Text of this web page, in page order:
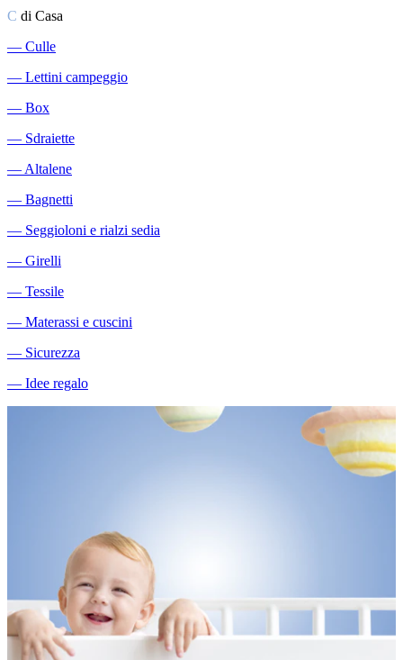
C di Casa
― Culle
― Lettini campeggio
― Box
― Sdraiette
―Altalene
― Bagnetti
― Seggioloni e rialzi sedia
― Girelli
― Tessile
― Materassi e cuscini
― Sicurezza
― Idee regalo